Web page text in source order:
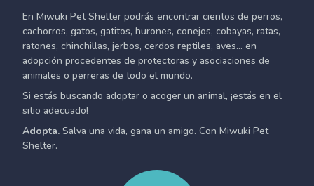
En Miwuki Pet Shelter podrás encontrar cientos de perros,
cachorros, gatos, gatitos, hurones, conejos, cobayas, ratas,
ratones, chinchillas, jerbos, cerdos reptiles, aves... en
adopción procedentes de protectoras y asociaciones de
animales o perreras de todo el mundo.
Si estás buscando adoptar o acoger un animal, ¡estás en el
sitio adecuado!
Adopta. Salva una vida, gana un amigo. Con Miwuki Pet
Shelter.